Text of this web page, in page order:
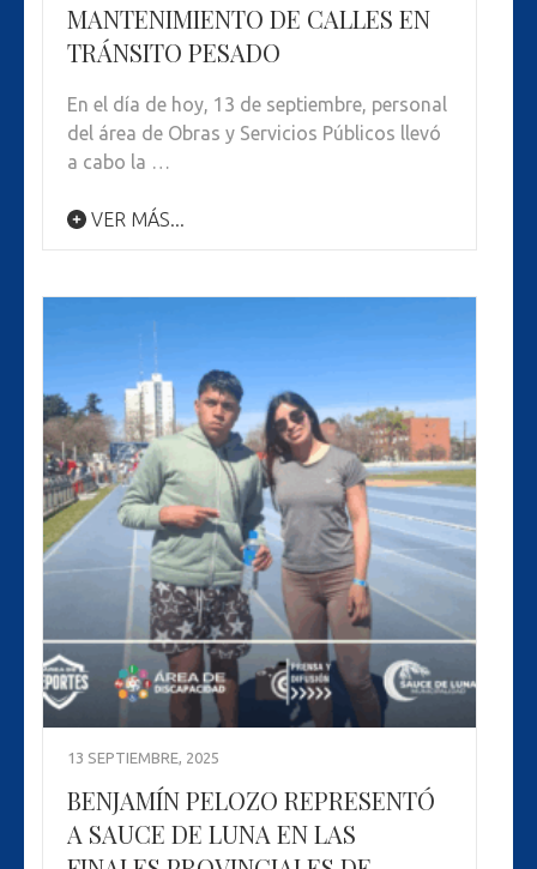
MANTENIMIENTO DE CALLES EN
TRÁNSITO PESADO
En el día de hoy, 13 de septiembre, personal
del área de Obras y Servicios Públicos llevó
a cabo la …
VER MÁS...
13 SEPTIEMBRE, 2025
BENJAMÍN PELOZO REPRESENTÓ
A SAUCE DE LUNA EN LAS